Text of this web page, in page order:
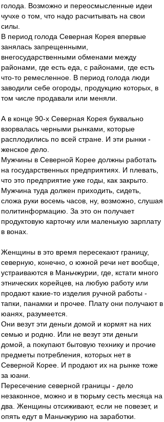
голода. Возможно и переосмысленные идеи
чучхе о том, что надо расчитывать на свои
силы.
В период голода Северная Корея впервые
занялась запрещенными,
внегосударственными обменами между
районами, где есть еда, с районами, где есть
что-то ремесленное. В период голода люди
заводили себе огороды, продукцию которых, в
том числе продавали или меняли.
А в конце 90-х Северная Корея буквально
взорвалась черными рынками, которые
расплодились по всей стране. И эти рынки -
женское дело.
Мужчины в Северной Корее должны работать
на государственных предприятиях. И плевать,
что это предприятие уже годы, как закрыто.
Мужчина туда должен приходить, сидеть,
сложа руки восемь часов, ну, возможно, слушая
политинформацию. За это он получает
продуктовую карточку или маленькую зарплату
в вонах.
Женщины в это время пересекают границу,
северную, конечно, о южной речи нет вообще,
устраиваются в Маньчжурии, где, кстати много
этнических корейцев, на любую работу или
продают какие-то изделия ручной работы -
тапки, панамки и прочее. Плату они получают в
юанях, разумеется.
Они везут эти деньги домой и кормят на них
семью и родню. Или не везут эти деньги
домой, а покупают бытовую технику и прочие
предметы потребления, которых нет в
Северной Корее. И продают их на рынке тоже
за юани.
Пересечение северной границы - дело
незаконное, можно и в тюрьму сесть месяца на
два. Женщины отсиживают, если не повезет, и
опять едут в Маньчжурию на заработки.